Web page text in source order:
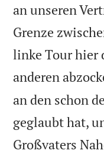
an unseren
Grenze
linke Tour hier
anderen
an den schon
geglaubt hat,
Großvaters